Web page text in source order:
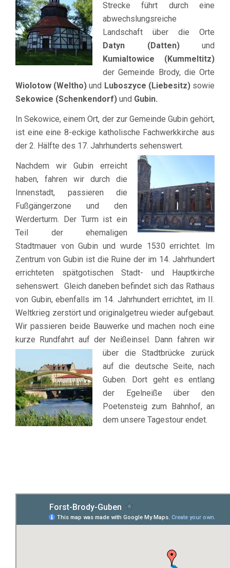
Strecke führt durch eine
abwechslungsreiche
Landschaft über die Orte
Datyn (Datten)und
Kumialtowice (Kummeltitz)
der Gemeinde Brody, die Orte
Wiolotow (Weltho) und Luboszyce (Liebesitz)sowie
Sekowice (Schenkendorf) und Gubin.
In Sekowice, einem Ort, der zur Gemeinde Gubin gehört,
ist eine eine 8-eckige katholische Fachwerkkirche aus
der 2. Hälfte des 17. Jahrhunderts sehenswert.
Nachdem wir Gubin erreicht
haben, fahren wir durch die
Innenstadt, passieren die
Fußgängerzone und den
Werderturm. Der Turm ist ein
Teil der ehemaligen
Stadtmauer von Gubin und wurde 1530 errichtet. Im
Zentrum von Gubin ist die Ruine der im 14. Jahrhundert
errichteten spätgotischen Stadt- und Hauptkirche
sehenswert. Gleich daneben befindet sich das Rathaus
von Gubin, ebenfalls im 14. Jahrhundert errichtet, im II.
Weltkrieg zerstört und originalgetreu wieder aufgebaut.
Wir passieren beide Bauwerke und machen noch eine
kurze Rundfahrt auf der Neißeinsel. Dann fahren wir
über die Stadtbrücke zurück
auf die deutsche Seite, nach
Guben. Dort geht es entlang
der Egelneiße über den
Poetensteig zum Bahnhof, an
dem unsere Tagestour endet.